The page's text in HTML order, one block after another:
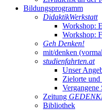
Bildungsprogramm
DidaktikWerkstatt
Workshop:
Workshop:
Geh Denken!
mit/denken
studienfahrten.at
Unser
Zielorte und
Vergangene
Zeitung
Bibliothek